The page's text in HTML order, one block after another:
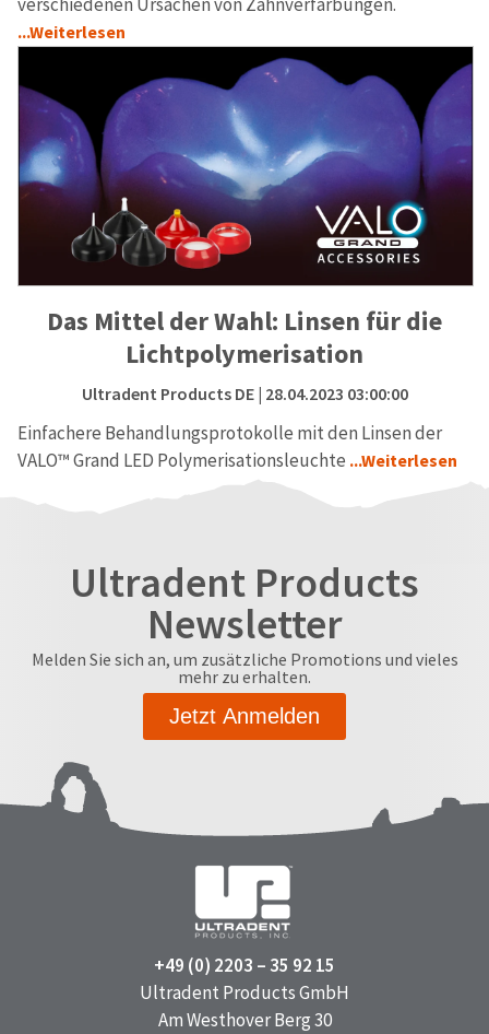
...Weiterlesen
Das Mittel der Wahl: Linsen für die
Lichtpolymerisation
Ultradent Products DE| 28.04.2023 03:00:00
Einfachere Behandlungsprotokolle mit den Linsen der
VALO™ Grand LED Polymerisationsleuchte ...Weiterlesen
Ultradent Products
Newsletter
Melden Sie sich an, um zusätzliche Promotions und vieles
mehr zu erhalten.
Jetzt Anmelden
+49 (0) 2203 – 35 92 15
Ultradent Products GmbH
Am Westhover Berg 30